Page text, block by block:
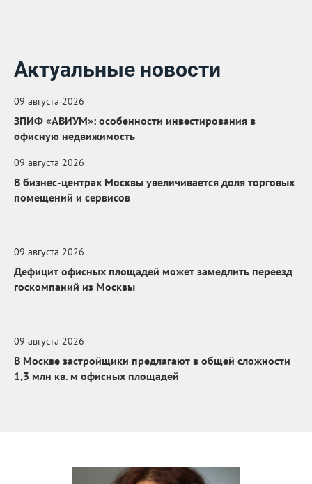
Актуальные новости
09 августа 2026
ЗПИФ «АВИУМ»: особенности инвестирования в
офисную недвижимость
09 августа 2026
В бизнес-центрах Москвы увеличивается доля торговых
помещений и сервисов
09 августа 2026
Дефицит офисных площадей может замедлить переезд
госкомпаний из Москвы
09 августа 2026
В Москве застройщики предлагают в общей сложности
1,3 млн кв. м офисных площадей